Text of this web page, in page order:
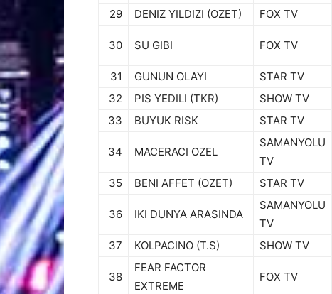
29
DENIZ YILDIZI (OZET) FOX TV
30 SU GIBI FOX TV
31 GUNUN OLAYI STAR TV
32
PIS YEDILI (TKR) SHOW TV
33
BUYUK RISK STAR TV
34 MACERACI OZEL
SAMANYOLU
TV
35 BENI AFFET (OZET) STAR TV
36 IKI DUNYA ARASINDA
SAMANYOLU
TV
37 KOLPACINO (T.S) SHOW TV
38
FEAR FACTOR
EXTREME
FOX TV